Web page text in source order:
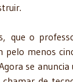
que o
menos
se